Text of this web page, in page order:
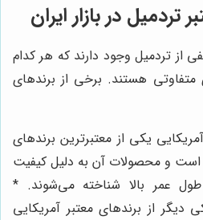
تردمیل در بازار ایران
از تردمیل وجود دارند که هر کدام
هستند. برخی از برندهای
یکی از معتبرترین برندهای
است و محصولات آن به دلیل کیفیت
طول عمر بالا شناخته می‌شوند. *
دیگر از برندهای معتبر آمریکایی